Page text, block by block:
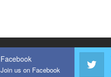
Facebook
Join us on Facebook